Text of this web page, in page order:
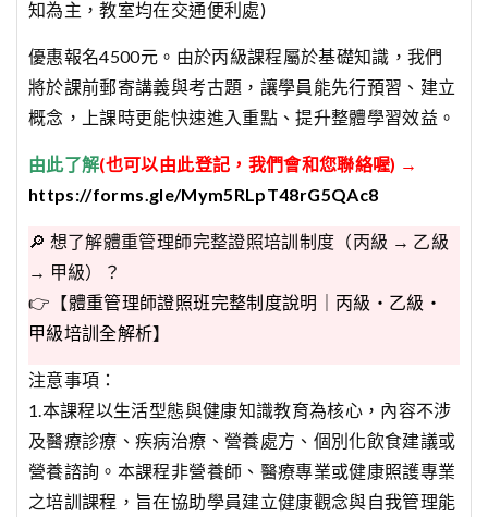
知為主，教室均在交通便利處)
優惠報名4500元。由於丙級課程屬於基礎知識，我們
將於課前郵寄講義與考古題，讓學員能先行預習、建立
概念，上課時更能快速進入重點、提升整體學習效益。
由此了解(也可以由此登記，我們會和您聯絡喔) →
https://forms.gle/Mym5RLpT48rG5QAc8
🔎 想了解體重管理師完整證照培訓制度（丙級 → 乙級
→ 甲級）？
👉【體重管理師證照班完整制度說明｜丙級・乙級・
甲級培訓全解析】
注意事項：
1.本課程以生活型態與健康知識教育為核心，內容不涉
及醫療診療、疾病治療、營養處方、個別化飲食建議或
營養諮詢。本課程非營養師、醫療專業或健康照護專業
之培訓課程，旨在協助學員建立健康觀念與自我管理能